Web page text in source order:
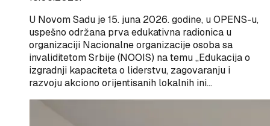
U Novom Sadu je 15. juna 2026. godine, u OPENS-u,
uspešno održana prva edukativna radionica u
organizaciji Nacionalne organizacije osoba sa
invaliditetom Srbije (NOOIS) na temu „Edukacija o
izgradnji kapaciteta o liderstvu, zagovaranju i
razvoju akciono orijentisanih lokalnih ini…